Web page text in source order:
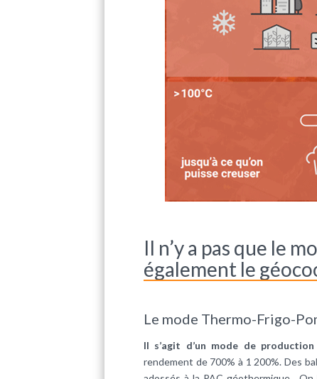
Il n’y a pas que le
également le
Le mode Thermo-Frigo-
Il s’agit d’un mode de
rendement de 700% à 1 200%. Des